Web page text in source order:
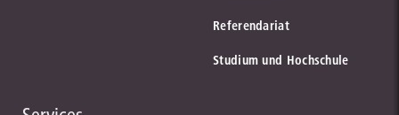
Referendariat
Studium und Hochschule